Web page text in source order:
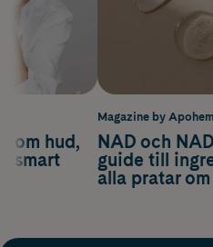
om hud,
smart
Magazine by Apohem
NAD och
guide till
alla pratar om